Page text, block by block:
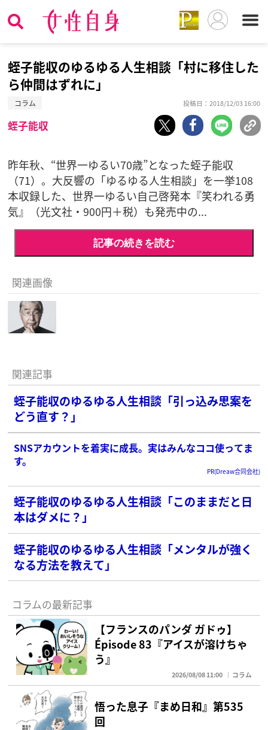
蛭子能収のゆるゆる人生相談「村に移住した
ら仲間はずれに」
コラム 投稿日：2018/12/03 16:00
蛭子能収
昨年秋、“世界一ゆるい70歳”となった蛭子能収
（71）。大反響の「ゆるゆる人生相談」を一挙108
本収録した、世界一ゆるい自己啓発本『笑われる勇
気』（光文社・900円＋税）も発売中の...
記事の続きを読む
関連画像
関連記事
蛭子能収のゆるゆる人生相談「引っ込み思案を
どう直す？」
SNSアカウントを着実に成長。実はみんなココ使ってま
す。
PR(Dreaw合同会社)
蛭子能収のゆるゆる人生相談「このままだと日
本はダメに？」
蛭子能収のゆるゆる人生相談「メンタルが強く
なる方法を教えて」
コラムの最新記事
【フランスのパンダ ガドゥ】
Épisode 83『アイスが溶けちゃ
う』
2026/08/08 11:00 コラム
悟った息子『まめ日和』第535
回